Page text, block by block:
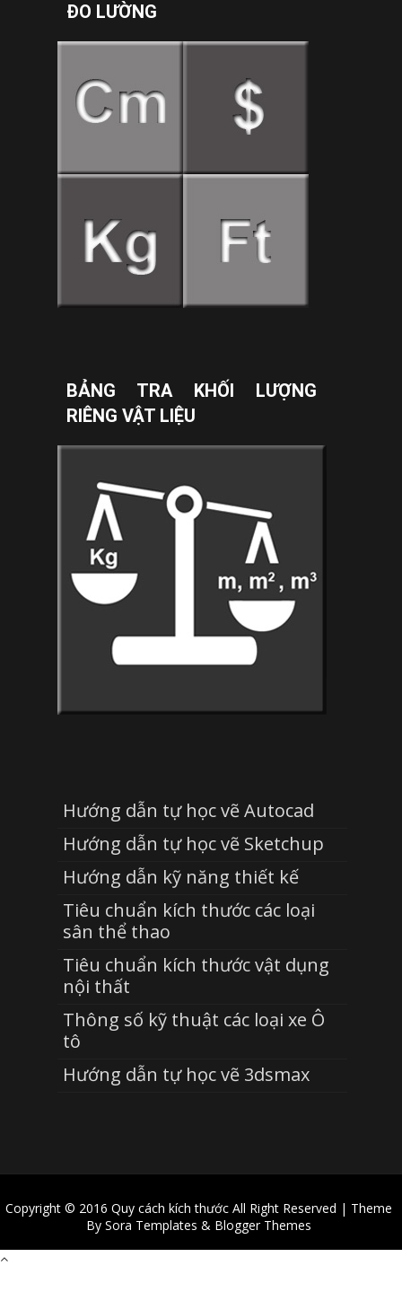
ĐO LƯỜNG
BẢNG TRA KHỐI LƯỢNG
RIÊNG VẬT LIỆU
Hướng dẫn tự học vẽ Autocad
Hướng dẫn tự học vẽ Sketchup
Hướng dẫn kỹ năng thiết kế
Tiêu chuẩn kích thước các loại
sân thể thao
Tiêu chuẩn kích thước vật dụng
nội thất
Thông số kỹ thuật các loại xe Ô
tô
Hướng dẫn tự học vẽ 3dsmax
Copyright © 2016 Quy cách kích thướcAll Right Reserved | Theme
By Sora Templates & Blogger Themes